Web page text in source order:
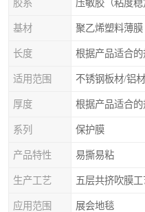
胶系 压敏胶（粘度稳
基材 聚乙烯塑料薄膜
长度 根据产品适合的
适用范围
厚度 根据产品适合的
系列 保护膜
产品特性 易撕易粘
生产工艺 五层共挤吹膜工
应用范围 展会地毯